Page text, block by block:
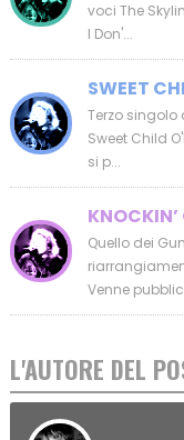
voci The
I Don'...
SWEET
Terzo singolo
Sweet Child
si p...
KNOCKIN’
Quello dei
Venne
L'AUTORE DEL